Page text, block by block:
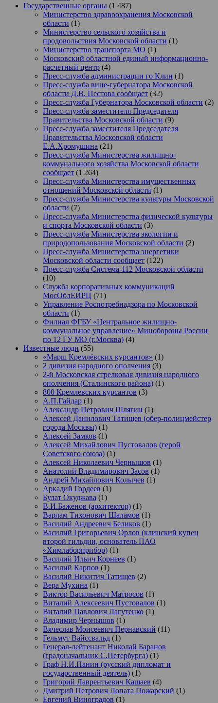
Государственные органы (1 487)
Министерство здравоохранения Московской
области (1)
Министерство сельского хозяйства и
продовольствия Московской области (1)
Министерство транспорта МО (1)
Московский областной единый информационно-
расчетный центр (4)
Пресс-служба администрации го Клин (1)
Пресс-служба вице-губернатора Московской
области Д.В. Пестова сообщает (32)
Пресс-служба Губернатора Московской области (2)
Пресс-служба заместителя Председателя
Правительства Московской области (9)
Пресс-служба заместителя Председателя
Правительства Московской области
Е.А.Хромушина (21)
Пресс-служба Министерства жилищно-
коммунального хозяйства Московской области
сообщает (1 264)
Пресс-служба Министерства имущественных
отношений Московской области (1)
Пресс-служба Министерства культуры Московской
области (7)
Пресс-служба Министерства физической культуры
и спорта Московской области (3)
Пресс-служба Министерства экологии и
природопользования Московской области (2)
Пресс-служба Министерства энергетики
Московской области сообщает (122)
Пресс-служба Система-112 Московской области
(10)
Служба корпоративных коммуникаций
МосОблЕИРЦ (71)
Управление Роспотребнадзора по Московской
области (1)
Филиал ФГБУ «Центральное жилищно-
коммунальное управление» Минобороны России
по 12 ГУ МО (г.Москва) (4)
Известные люди (55)
«Марш Кремлёвских курсантов» (1)
2 дивизия народного ополчения (3)
2-й Московская стрелковая дивизия народного
ополчения (Сталинского района) (1)
800 Кремлевских курсантов (3)
А.П.Гайдар (1)
Александр Петрович Шлягин (1)
Алексей Данилович Татищев (обер-полицмейстер
города Москвы) (1)
Алексей Замков (1)
Алексей Михайлович Пустовалов (герой
Советского союза) (1)
Алексей Николаевич Чернышов (1)
Анатолий Владимирович Засов (1)
Андрей Михайлович Колычев (1)
Аркадий Гордеев (1)
Булат Окуджава (1)
В.И.Баженов (архитектор) (1)
Варлам Тихонович Шаламов (1)
Василий Андреевич Беликов (1)
Василий Григорьевич Орлов (клинский купец
второй гильдии, основатель ПАО
«Химлаборприбор) (1)
Василий Ильич Корнеев (1)
Василий Карпов (1)
Василий Никитич Татищев (2)
Вера Мухина (1)
Виктор Васильевич Матросов (1)
Виталий Алексеевич Пустовалов (1)
Виталий Павлович Лагутенко (1)
Владимир Чернышов (1)
Вячеслав Моисеевич Пернавский (11)
Гельмут Вайссвальд (1)
Генерал-лейтенант Николай Баранов
(градоначальник С.Петербурга) (1)
Граф Н.И.Панин (русский дипломат и
государственный деятель) (1)
Григорий Лаврентьевич Кашаев (4)
Дмитрий Петрович Лопата Пожарский (1)
Евгений Виноградов (1)